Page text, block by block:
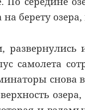
берету
самолета
снова